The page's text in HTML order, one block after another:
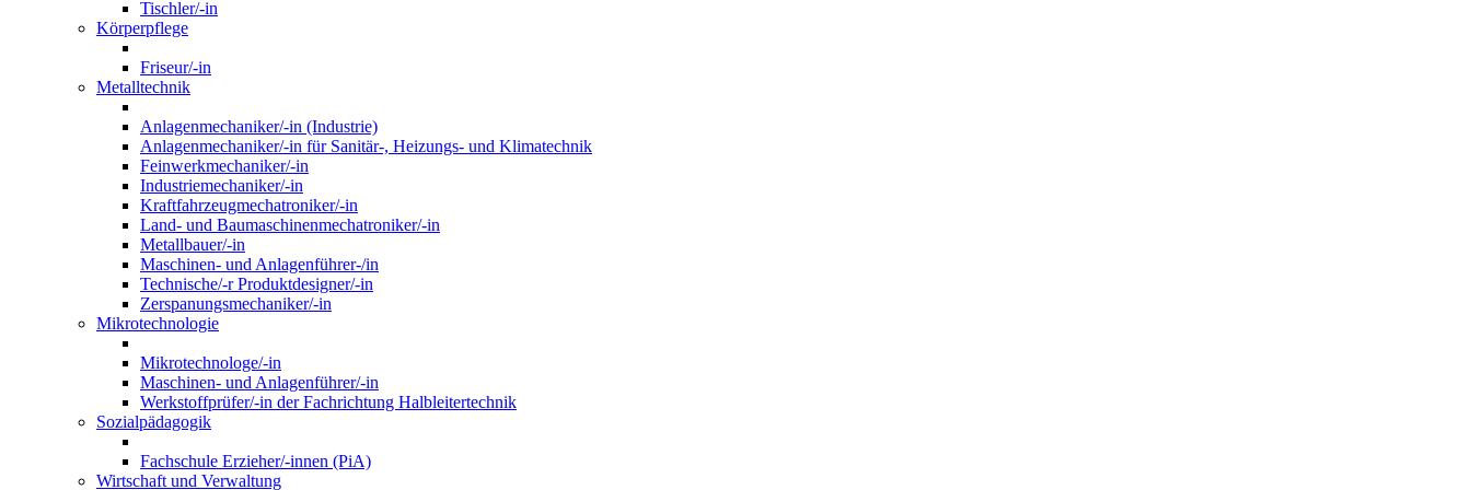
Tischler/-in
Körperpflege
Friseur/-in
Metalltechnik
Anlagenmechaniker/-in (Industrie)
Anlagenmechaniker/-in für Sanitär-, Heizungs- und Klimatechnik
Feinwerkmechaniker/-in
Industriemechaniker/-in
Kraftfahrzeugmechatroniker/-in
Land- und Baumaschinenmechatroniker/-in
Metallbauer/-in
Maschinen- und Anlagenführer-/in
Technische/-r Produktdesigner/-in
Zerspanungsmechaniker/-in
Mikrotechnologie
Mikrotechnologe/-in
Maschinen- und Anlagenführer/-in
Werkstoffprüfer/-in der Fachrichtung Halbleitertechnik
Sozialpädagogik
Fachschule Erzieher/-innen (PiA)
Wirtschaft und Verwaltung